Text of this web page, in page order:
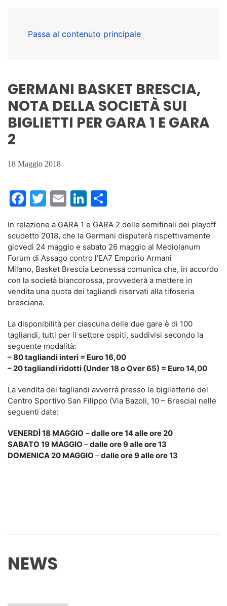
Passa al contenuto principale
GERMANI BASKET BRESCIA,
NOTA DELLA SOCIETÀ SUI
BIGLIETTI PER GARA 1 E GARA
2
18 Maggio 2018
Facebook
Twitter
EmailLinkedIn
In relazione a GARA 1 e GARA 2 delle semifinali dei playoff
scudetto 2018, che la Germani disputerà rispettivamente
giovedì 24 maggio e sabato 26 maggio al Mediolanum
Forum di Assago contro l’EA7 Emporio Armani
Milano, Basket Brescia Leonessa comunica che, in accordo
con la società biancorossa, provvederà a mettere in
vendita una quota dei tagliandi riservati alla tifoseria
bresciana.
La disponibilità per ciascuna delle due gare è di 100
tagliandi, tutti per il settore ospiti, suddivisi secondo la
seguente modalità:
– 80 tagliandi interi = Euro 16,00
– 20 tagliandi ridotti (Under 18 o Over 65) = Euro 14,00
La vendita dei tagliandi avverrà presso le biglietterie del
Centro Sportivo San Filippo (Via Bazoli, 10 – Brescia) nelle
seguenti date:
VENERDÌ 18 MAGGIO –dalle ore 14 alle ore 20
SABATO 19 MAGGIO –dalle ore 9 alle ore 13
DOMENICA 20 MAGGIO –dalle ore 9 alle ore 13
NEWS